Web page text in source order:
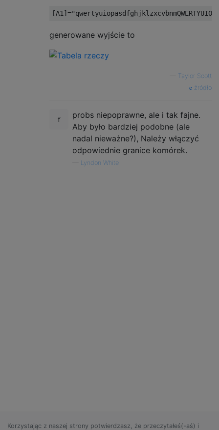
[A1 ]=
generowane wyjście to
Taylor Scott
źródło
probs niepoprawne, ale i tak fajne.
Aby było bardziej podobne (ale
nadal nieważne?), Należy włączyć
odpowiednie granice komórek.
Lyndon White
Korzystając z naszej strony potwierdzasz, że przeczytałeś(-aś) i